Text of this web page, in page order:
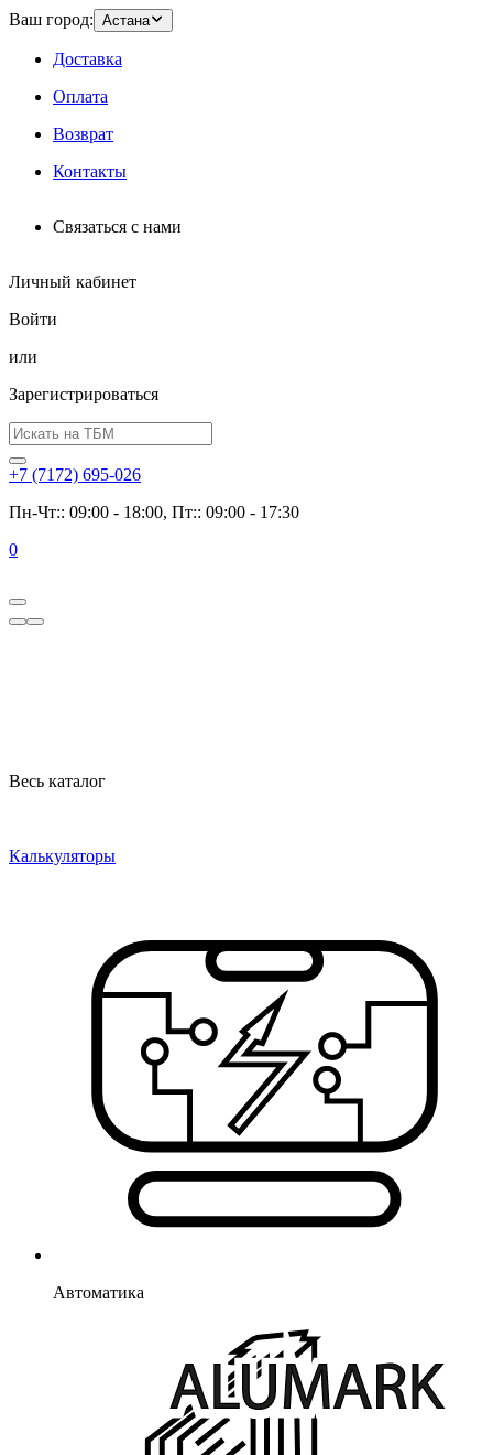
Ваш город: Астана
Доставка
Оплата
Возврат
Контакты
Связаться с нами
Личный кабинет
Войти
или
Зарегистрироваться
+7 (7172) 695-026
Пн-Чт:: 09:00 - 18:00, Пт:: 09:00 - 17:30
0
Весь каталог
Калькуляторы
Автоматика